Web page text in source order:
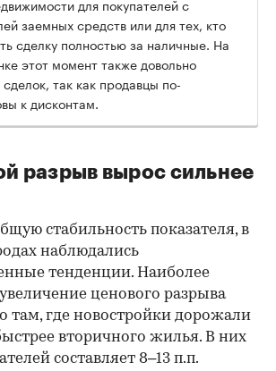
для покупателей с
заемных средств или для тех, кто
сделку полностью за наличные. На
этот момент также довольно
так как продавцы по-
к дисконтам.
разрыв вырос сильнее
стабильность показателя, в
наблюдались
тенденции. Наиболее
ценового разрыва
там, где новостройки дорожали
вторичного жилья. В них
составляет 8–13 п.п.